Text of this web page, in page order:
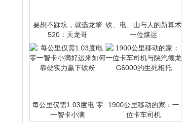
要想不踩坑，就选龙擎
520：天龙哥
铁、电、山与人的新算术
一位煤运
每公里仅需1.03度电 零
一智卡小满
1900公里移动的家：一
位卡车司机